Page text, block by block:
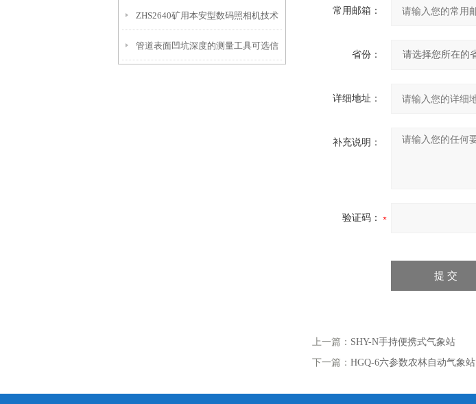
ZHS2640矿用本安型数码照相机技术
参数！
管道表面凹坑深度的测量工具可选信
常用邮箱：
省份：
详细地址：
补充说明：
验证码：
上一篇： SHY-N手持便携式气象站
下一篇： HGQ-6六参数农林自动气象站